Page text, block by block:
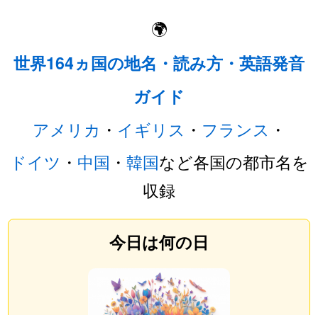
🌍
世界164ヵ国の地名・読み方・英語発音
ガイド
アメリカ ・ イギリス ・ フランス ・
ドイツ ・ 中国 ・ 韓国など各国の都市名を
収録
今日は何の日